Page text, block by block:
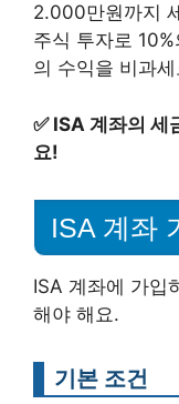
2.000만원까지
주식 투자로
의 수익을 비과
✅ ISA 계좌의 세
요!
ISA 계좌
ISA 계좌에 가입
해야 해요.
기본 조건